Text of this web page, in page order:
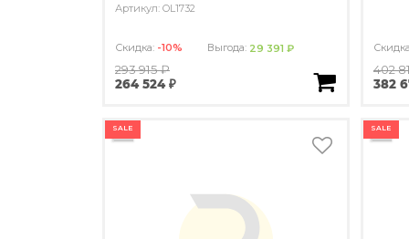
Артикул: OL1732
Скидка: -10% Выгода: 29 391 ₽
293 915 ₽
264 524 ₽
402
382
SALE SALE